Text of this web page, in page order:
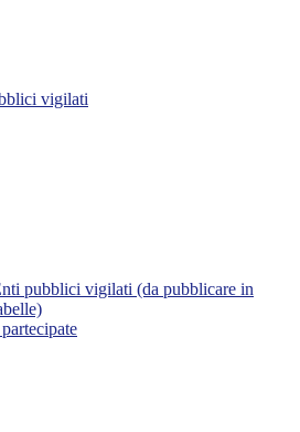
vigilati
pubblici vigilati (da pubblicare in